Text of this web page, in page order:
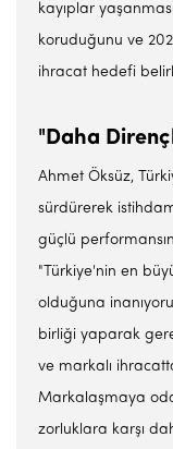
kayıplar
koruduğunu ve
ihracat hedefi
"Daha
Ahmet Öksüz,
sürdürerek
güçlü
"Türkiye'nin en
olduğuna
birliği yaparak
ve markalı
Markalaşmaya
zorluklara karşı